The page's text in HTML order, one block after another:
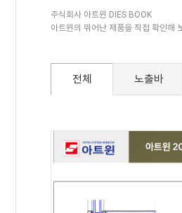
주식회사 아트윈 DIES BOOK
아트윈의 뛰어난 제품을 직접 확인해
전체 노출바